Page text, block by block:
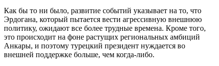
Как бы то ни было, развитие событий указывает на то, что
Эрдогана, который пытается вести агрессивную внешнюю
политику, ожидают все более трудные времена. Кроме того,
это происходит на фоне растущих региональных амбиций
Анкары, и поэтому турецкий президент нуждается во
внешней поддержке больше, чем когда-либо.